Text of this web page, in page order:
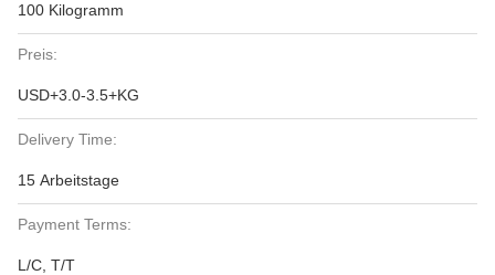
100 Kilogramm
Preis:
USD+3.0-3.5+KG
Delivery Time:
15 Arbeitstage
Payment Terms:
L/C, T/T